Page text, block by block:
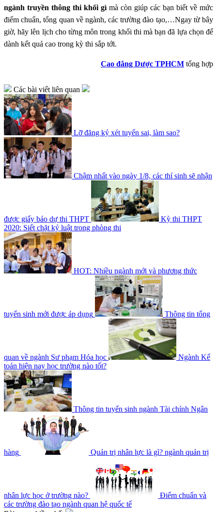
ngành truyền thông thi khối gì mà còn giúp các bạn biết về mức
điểm chuẩn, tổng quan về ngành, các trường đào tạo,…Ngay từ bây
giờ, hãy lên lịch cho từng môn trong khối thi mà bạn đã lựa chọn để
dành kết quả cao trong kỳ thi sắp tới.
Cao đẳng Dược TPHCM tổng hợp
Các bài viết liên quan
Lỡ đăng ký xét tuyển sai, làm sao?
Chậm nhất vào ngày 1/8, các thí sinh sẽ nhận
được giấy báo dự thi THPT
Kỳ thi THPT
2020: Siết chặt kỷ luật trong phòng thi
HOT: Nhiều ngành mới và phương thức
tuyển sinh mới được áp dụng Thông tin tổng
quan về ngành Sư phạm Hóa học
Ngành Kế
toán hiện nay học trường nào tốt?
Thông tin tuyển sinh ngành Tài chính Ngân
hàng Quản trị nhân lực là gì? ngành quản trị
nhân lực học ở trường nào?
Điểm chuẩn và
các trường đào tạo ngành quan hệ quốc tế